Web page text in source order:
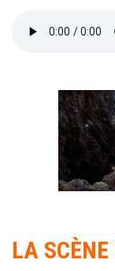
LA SCÈNE